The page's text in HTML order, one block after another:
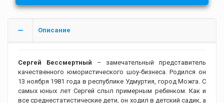
Описание
Сергей Бессмертный – замечательный представитель
качественного юмористического шоу-бизнеса. Родился он
13 ноября 1981 года в республике Удмуртия, город Можга. С
самых юных лет Сергей слыл примерным ребенком. Как и
все среднестатистические дети, он ходил в детский садик, а